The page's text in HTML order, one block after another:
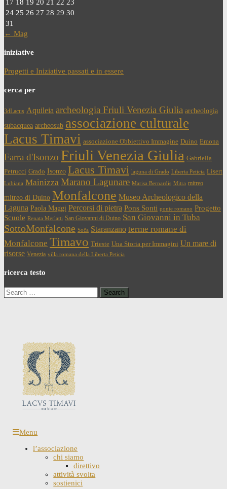
17 18 19 20 21 22 23
24 25 26 27 28 29 30
31
← Mag
iniziative
Progetti e Iniziative passati e in essere
cerca per
3dLacus Aquileia archeologia Friuli Venezia Giulia archeologia
subacquea archeosub associazione culturale
Lacus Timavi associazione Obbiettivo Immagine Duino Emona
Farra d'Isonzo Friuli Venezia Giulia Gabriella
Petrucci Grado Isonzo Lacus Timavi laguna di Grado Liberta Peticia Lisert
Lubiana Mainizza Marano Lagunare Marisa Bernardis Mitra mitreo
mitreo di Duino Monfalcone Museo Archeologico della
Laguna Paola Maggi Percorsi di pietra Pons Sonti ponte romano Progetto
Scuole Renata Merlatti San Giovanni di Duino San Giovanni in Tuba
SottoMonfalcone Soča Staranzano terme romane di
Monfalcone Timavo Trieste Una Storia per Immagini Un mare di
risorse Venezia villa romana della Liberta Peticia
ricerca testo
Search
for:
Menu
l’associazione
chi siamo
direttivo
attività svolta
sostienici